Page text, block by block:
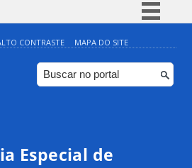
Simplifique!
Comunica BR
Participe
Canais
CONTRASTE MAPA DO SITE
Especial de